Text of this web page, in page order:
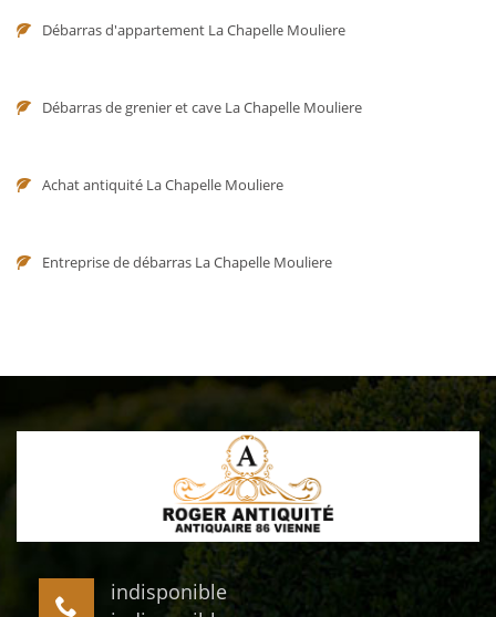
Débarras d'appartement La Chapelle Mouliere
Débarras de grenier et cave La Chapelle Mouliere
Achat antiquité La Chapelle Mouliere
Entreprise de débarras La Chapelle Mouliere
indisponible